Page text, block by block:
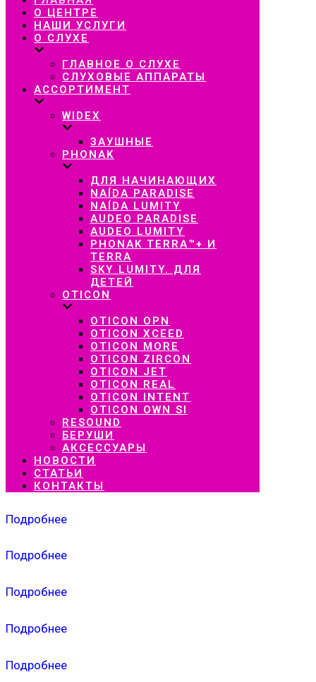
навигацию
О ЦЕНТРЕ
НАШИ УСЛУГИ
О СЛУХЕ
ГЛАВНОЕ О СЛУХЕ
СЛУХОВЫЕ АППАРАТЫ
АССОРТИМЕНТ
WIDEX
ЗАУШНЫЕ
PHONAK
ДЛЯ НАЧИНАЮЩИХ
NAÍDA PARADISE
NAÍDA LUMITY
AUDEO PARADISE
AUDEO LUMITY
PHONAK TERRA™+ И
TERRA
SKY LUMITY. ДЛЯ
ДЕТЕЙ
OTICON
OTICON OPN
OTICON XCEED
OTICON MORE
OTICON ZIRCON
OTICON JET
OTICON REAL
OTICON INTENT
OTICON OWN SI
RESOUND
БЕРУШИ
АКСЕССУАРЫ
НОВОСТИ
СТАТЬИ
КОНТАКТЫ
Подробнее
Подробнее
Подробнее
Подробнее
Подробнее